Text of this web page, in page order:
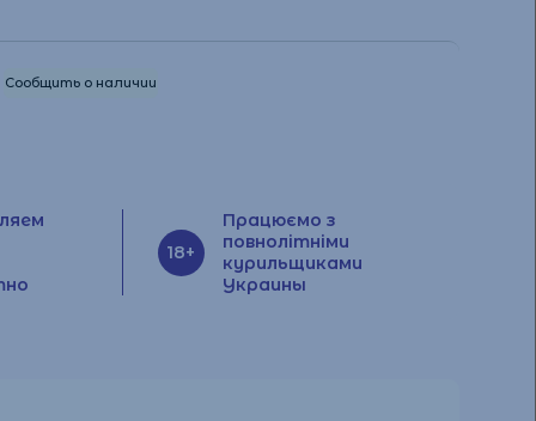
Сообщить о наличии
18+
Працюємо з
повнолітніми
курильщиками
Украины